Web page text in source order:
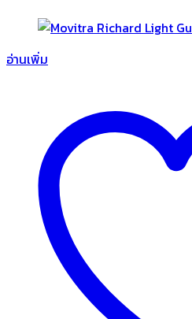
อ่านเพิ่ม